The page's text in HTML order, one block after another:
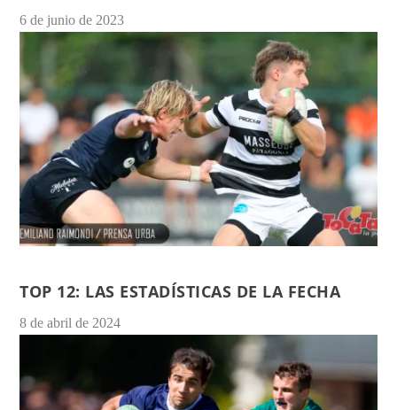
6 de junio de 2023
TOP 12: LAS ESTADÍSTICAS DE LA FECHA
8 de abril de 2024